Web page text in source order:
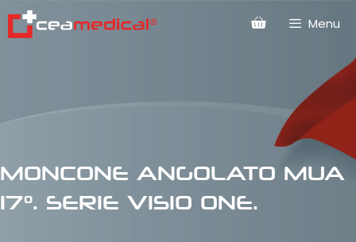
Menu
MONCONE ANGOLATO MUA
17°. SERIE VISIO ONE.